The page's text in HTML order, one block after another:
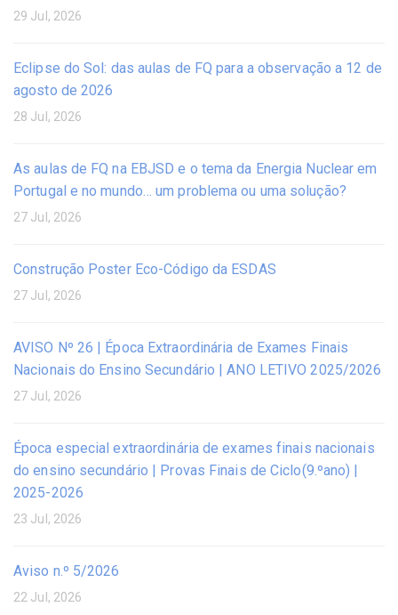
29 Jul, 2026
Eclipse do Sol: das aulas de FQ para a observação a 12 de
agosto de 2026
28 Jul, 2026
As aulas de FQ na EBJSD e o tema da Energia Nuclear em
Portugal e no mundo… um problema ou uma solução?
27 Jul, 2026
Construção Poster Eco-Código da ESDAS
27 Jul, 2026
AVISO Nº 26 | Época Extraordinária de Exames Finais
Nacionais do Ensino Secundário | ANO LETIVO 2025/2026
27 Jul, 2026
Época especial extraordinária de exames finais nacionais
do ensino secundário | Provas Finais de Ciclo(9.ºano) |
2025-2026
23 Jul, 2026
Aviso n.º 5/2026
22 Jul, 2026